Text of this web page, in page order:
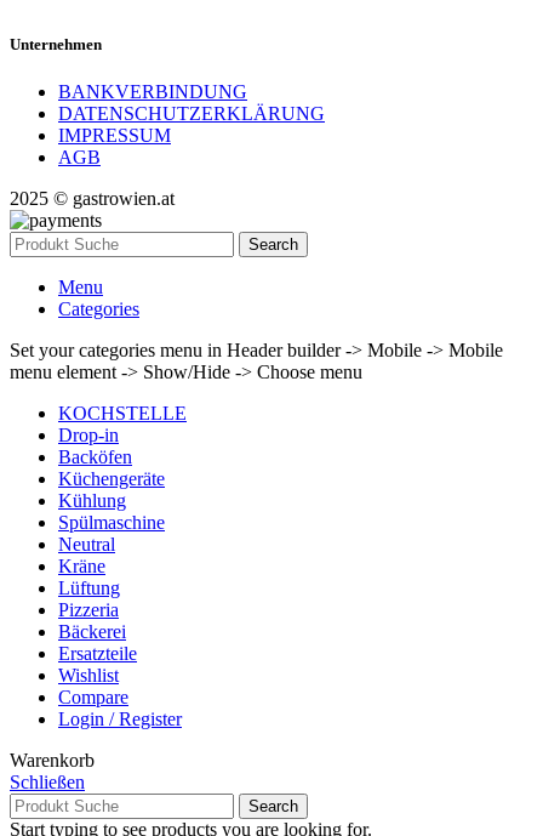
Unternehmen
BANKVERBINDUNG
DATENSCHUTZERKLÄRUNG
IMPRESSUM
AGB
2025 © gastrowien.at
Search
Menu
Categories
Set your categories menu in Header builder -> Mobile -> Mobile
menu element -> Show/Hide -> Choose menu
KOCHSTELLE
Drop-in
Backöfen
Küchengeräte
Kühlung
Spülmaschine
Neutral
Kräne
Lüftung
Pizzeria
Bäckerei
Ersatzteile
Wishlist
Compare
Login / Register
Warenkorb
Schließen
Search
Start typing to see products you are looking for.